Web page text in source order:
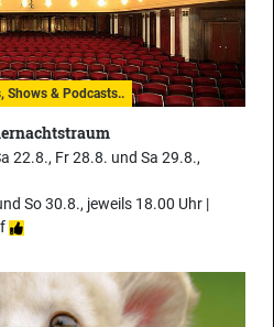
Shows & Podcasts..
22.8., Fr 28.8. und Sa 29.8.,
So 30.8., jeweils 18.00 Uhr |